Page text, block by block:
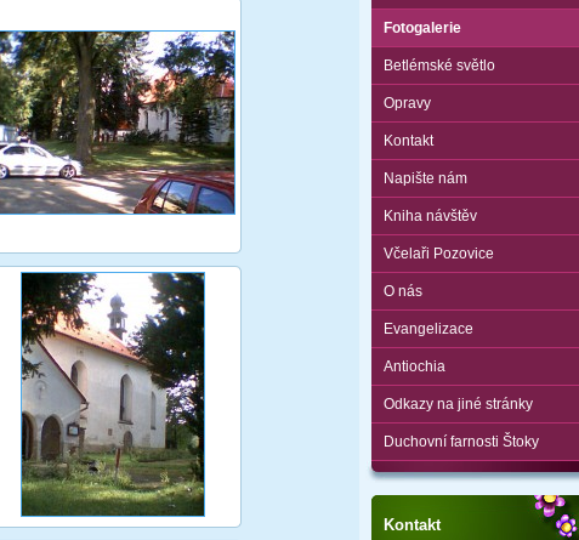
Fotogalerie
Betlémské světlo
Opravy
Kontakt
Napište nám
Kniha návštěv
Včelaři Pozovice
O nás
Evangelizace
Antiochia
Odkazy na jiné stránky
Duchovní farnosti Štoky
Kontakt